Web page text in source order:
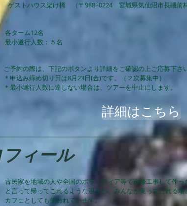
ご予約の際は、下記のボタンより詳細をご確認の上ご応募下さい
＊申込み締め切り日は8月23日(金)です。（２次募集中）
​＊最小遂行人数に達しない場合は、ツアーを中止にします。
ィール
古民家を地域の人や全国のボランティア等で改修工事して作
と言って帰ってこれるような温かい、みんなが集ってこれる
カフェとしても使われています。
詳細はこちら
ゲストハウス架け橋 （〒988ｰ0224 宮城県気仙沼市長磯前林
各ターム12名
​最小遂行人数：５名